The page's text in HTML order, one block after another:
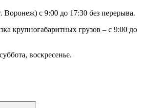
Воронеж) с 9:00 до 17:30 без перерыва.
крупногабаритных грузов – с 9:00 до
воскресенье.